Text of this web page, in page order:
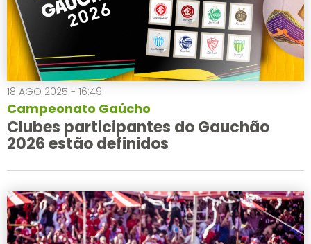
18 AGO 2025 - 16:49
Campeonato Gaúcho
Clubes participantes do Gauchão
2026 estão definidos